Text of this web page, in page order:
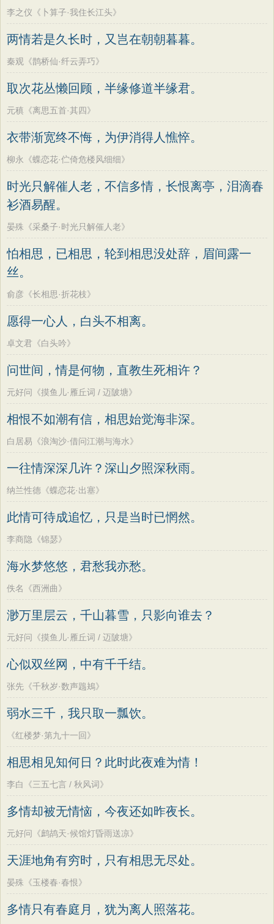
吕氏春秋
文心雕龙
黄庭坚
司马迁
文天祥
刘辰翁
陈子昂
纳兰性德
李之仪《卜算子·我住长江头》
两情若是久长时，又岂在朝朝暮暮。
秦观《鹊桥仙·纤云弄巧》
取次花丛懒回顾，半缘修道半缘君。
元稹《离思五首·其四》
衣带渐宽终不悔，为伊消得人憔悴。
柳永《蝶恋花·伫倚危楼风细细》
时光只解催人老，不信多情，长恨离亭，泪滴春
衫酒易醒。
晏殊《采桑子·时光只解催人老》
怕相思，已相思，轮到相思没处辞，眉间露一
丝。
俞彦《长相思·折花枝》
愿得一心人，白头不相离。
卓文君《白头吟》
问世间，情是何物，直教生死相许？
元好问《摸鱼儿·雁丘词 / 迈陂塘》
相恨不如潮有信，相思始觉海非深。
白居易《浪淘沙·借问江潮与海水》
一往情深深几许？深山夕照深秋雨。
纳兰性德《蝶恋花·出塞》
此情可待成追忆，只是当时已惘然。
李商隐《锦瑟》
海水梦悠悠，君愁我亦愁。
佚名《西洲曲》
渺万里层云，千山暮雪，只影向谁去？
元好问《摸鱼儿·雁丘词 / 迈陂塘》
心似双丝网，中有千千结。
张先《千秋岁·数声鶗鴂》
弱水三千，我只取一瓢饮。
《红楼梦·第九十一回》
相思相见知何日？此时此夜难为情！
李白《三五七言 / 秋风词》
多情却被无情恼，今夜还如昨夜长。
元好问《鹧鸪天·候馆灯昏雨送凉》
天涯地角有穷时，只有相思无尽处。
晏殊《玉楼春·春恨》
多情只有春庭月，犹为离人照落花。